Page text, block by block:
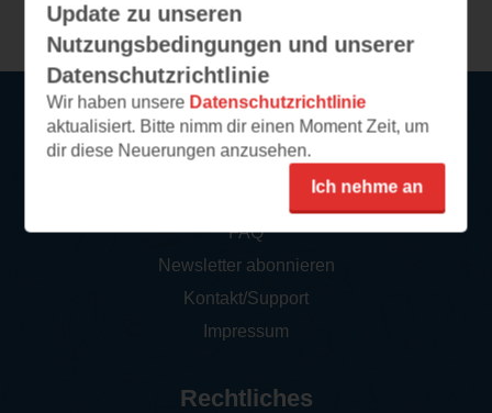
Update zu unseren
Nutzungsbedingungen und unserer
Datenschutzrichtlinie
Wir haben unsere Datenschutzrichtlinie
aktualisiert. Bitte nimm dir einen Moment Zeit, um
dir diese Neuerungen anzusehen.
Ich nehme an
Service
FAQ
Newsletter abonnieren
Kontakt/Support
Impressum
Rechtliches